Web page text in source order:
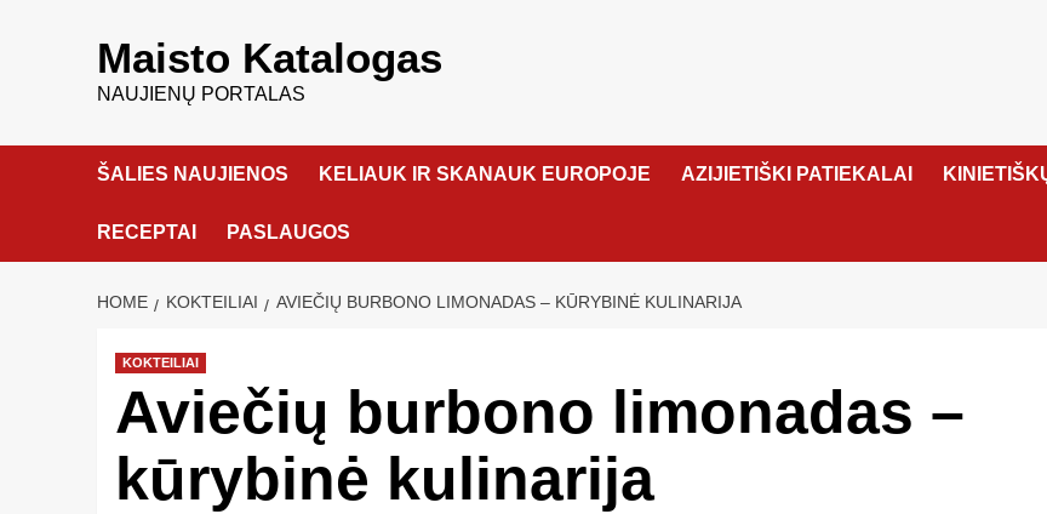
Maisto Katalogas
NAUJIENŲ PORTALAS
ŠALIES NAUJIENOS KELIAUK IR SKANAUK EUROPOJE AZIJIETIŠKI PATIEKALAI
RECEPTAI PASLAUGOS
HOME KOKTEILIAI AVIEČIŲ BURBONO LIMONADAS – KŪRYBINĖ KULINARIJA
KOKTEILIAI
Aviečių burbono limonadas –
kūrybinė kulinarija